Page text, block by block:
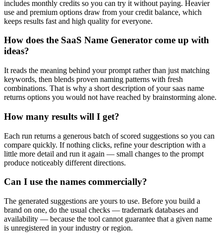
includes monthly credits so you can try it without paying. Heavier
use and premium options draw from your credit balance, which
keeps results fast and high quality for everyone.
How does the SaaS Name Generator come up with
ideas?
It reads the meaning behind your prompt rather than just matching
keywords, then blends proven naming patterns with fresh
combinations. That is why a short description of your saas name
returns options you would not have reached by brainstorming alone.
How many results will I get?
Each run returns a generous batch of scored suggestions so you can
compare quickly. If nothing clicks, refine your description with a
little more detail and run it again — small changes to the prompt
produce noticeably different directions.
Can I use the names commercially?
The generated suggestions are yours to use. Before you build a
brand on one, do the usual checks — trademark databases and
availability — because the tool cannot guarantee that a given name
is unregistered in your industry or region.